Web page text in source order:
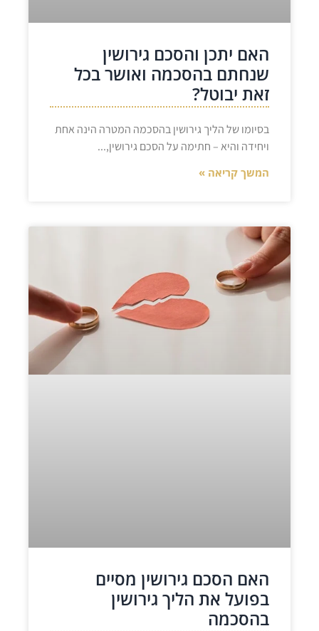
האם יתכן והסכם גירושין
שנחתם בהסכמה ואושר בכל
זאת יבוטל?
בסיומו של הליך גירושין בהסכמה המטרה הינה אחת
ויחידה והיא – חתימה על הסכם גירושין,
המשך קריאה »
האם הסכם גירושין מסיים
בפועל את הליך גירושין
בהסכמה